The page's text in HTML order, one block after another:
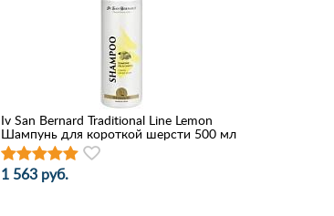
Iv San Bernard Traditional Line Lemon
Шампунь для короткой шерсти 500 мл
1 563 руб.